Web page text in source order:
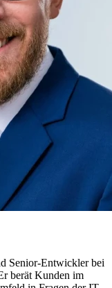
Senior-Entwickler bei
berät Kunden im